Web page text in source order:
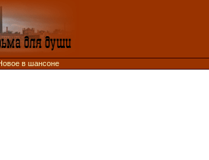
в шансоне